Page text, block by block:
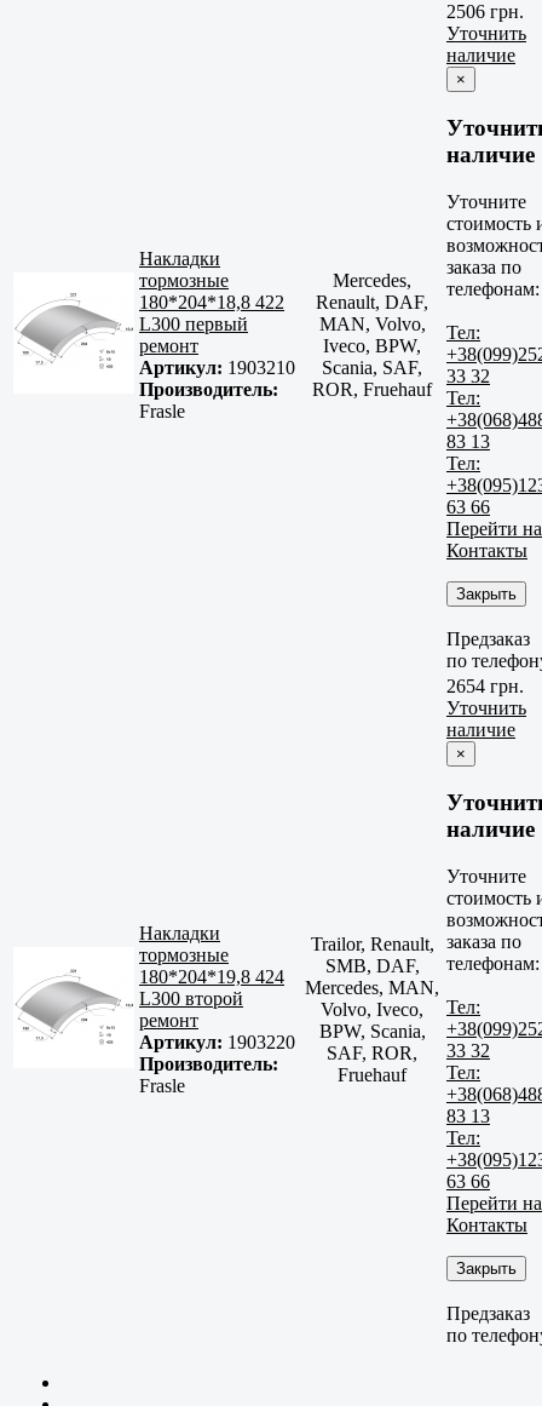
Накладки
тормозные
180*204*18,8 422
L300 первый
ремонт
Артикул: 1903210
Производитель:
Frasle
Mercedes,
Renault, DAF,
MAN, Volvo,
Iveco, BPW,
Scania, SAF,
ROR, Fruehauf
2506 грн.
Уточнить
наличие
×
наличие
Уточните
стоимость
заказа по
телефонам:
Тел:
33 32
Тел:
83 13
Тел:
63 66
Перейти на
Контакты
Закрыть
Предзаказ
по
Накладки
тормозные
180*204*19,8 424
L300 второй
ремонт
Артикул: 1903220
Производитель:
Frasle
Trailor, Renault,
SMB, DAF,
Mercedes, MAN,
Volvo, Iveco,
BPW, Scania,
SAF, ROR,
Fruehauf
2654 грн.
Уточнить
наличие
×
наличие
Уточните
стоимость
заказа по
телефонам:
Тел:
33 32
Тел:
83 13
Тел:
63 66
Перейти на
Контакты
Закрыть
Предзаказ
по